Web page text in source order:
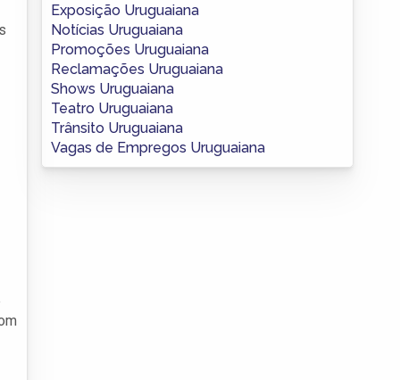
Exposição Uruguaiana
Notícias Uruguaiana
Promoções Uruguaiana
Reclamações Uruguaiana
Shows Uruguaiana
Teatro Uruguaiana
Trânsito Uruguaiana
Vagas de Empregos Uruguaiana